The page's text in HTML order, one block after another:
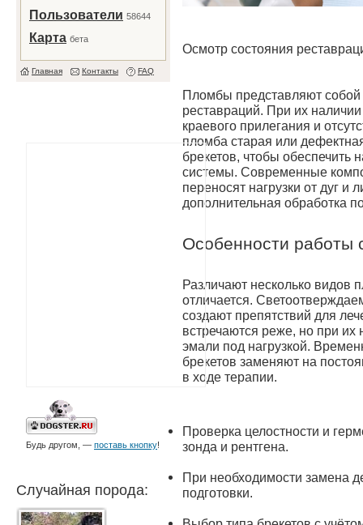
Пользователи 58644
Карта бета
Главная Контакты FAQ
Будь другом, — поставь кнопку!
Случайная порода:
Осмотр состояния
Пломбы представляют
реставраций. При их
краевого прилегания и
пломба старая или
брекетов, чтобы обеспечить
системы. Современные
переносят нагрузки от дуг и
дополнительная обработка
Особенности работы
Различают несколько видов
отличается.
создают препятствий для
встречаются реже, но при их
эмали под нагрузкой.
брекетов заменяют на
в ходе терапии.
Проверка целостности и
зонда и рентгена.
При необходимости замена
подготовки.